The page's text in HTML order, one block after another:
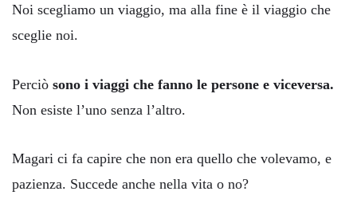
Noi scegliamo un viaggio, ma alla fine è il viaggio che
sceglie noi.
Perciò sono i viaggi che fanno le persone e viceversa.
Non esiste l’uno senza l’altro.
Magari ci fa capire che non era quello che volevamo, e
pazienza. Succede anche nella vita o no?